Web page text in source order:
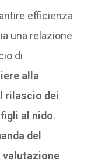
efficienza
una relazione
di
alla
rilascio dei
al nido.
del
valutazione